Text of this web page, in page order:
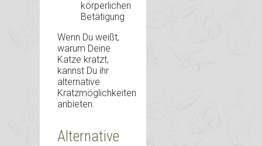
körperlichen
Betätigung
Wenn Du weißt,
warum Deine
Katze kratzt,
kannst Du ihr
alternative
Kratzmöglichkeiten
anbieten.
Alternative